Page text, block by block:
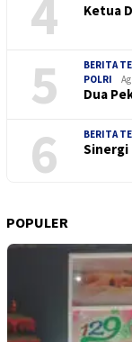
4 Ketua
5 BERITA
POLRI
Dua
6 BERITA
Sinergi
POPULER